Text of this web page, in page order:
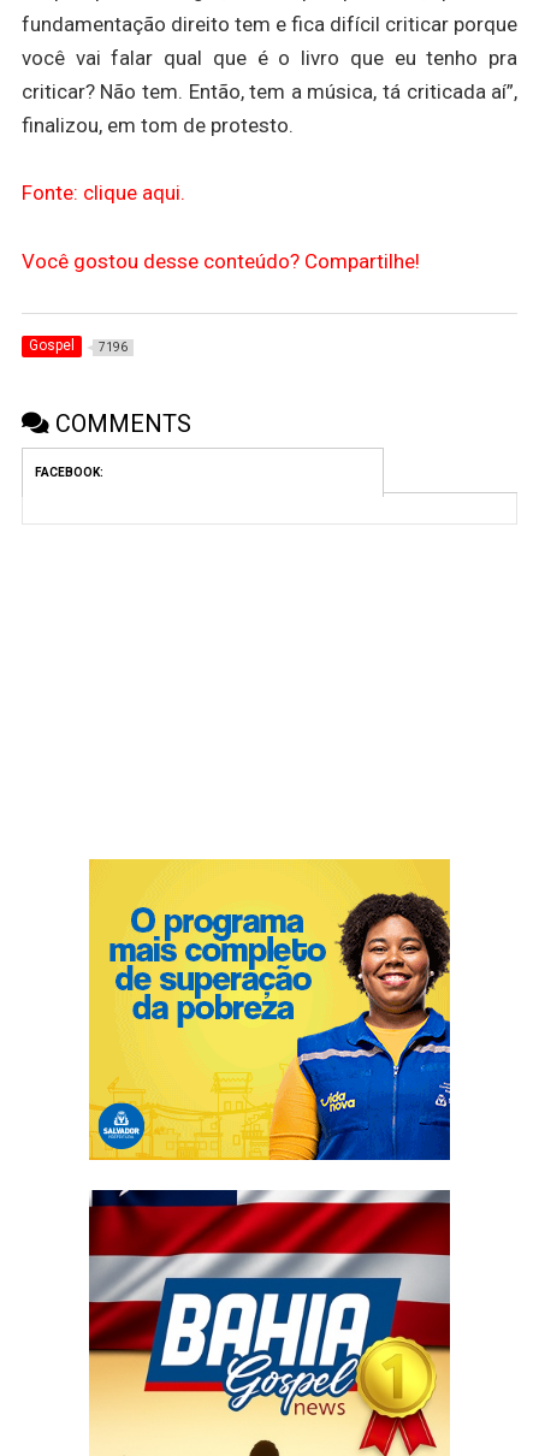
fundamentação direito tem e fica difícil criticar porque
você vai falar qual que é o livro que eu tenho pra
criticar? Não tem. Então, tem a música, tá criticada aí”,
finalizou, em tom de protesto.
Fonte: clique aqui.
Você gostou desse conteúdo? Compartilhe!
Gospel 7196
COMMENTS
FACEBOOK: